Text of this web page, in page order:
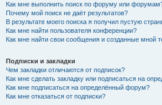
Как мне выполнить поиск по форуму или
Почему мой поиск не даёт результатов?
В результате моего поиска я получил пустую
Как мне найти пользователя конференции?
Как мне найти свои сообщения и созданные мной
Подписки и закладки
Чем закладки отличаются от подписок?
Как мне сделать закладку или подписаться на
Как мне подписаться на определённый форум?
Как мне отказаться от подписки?